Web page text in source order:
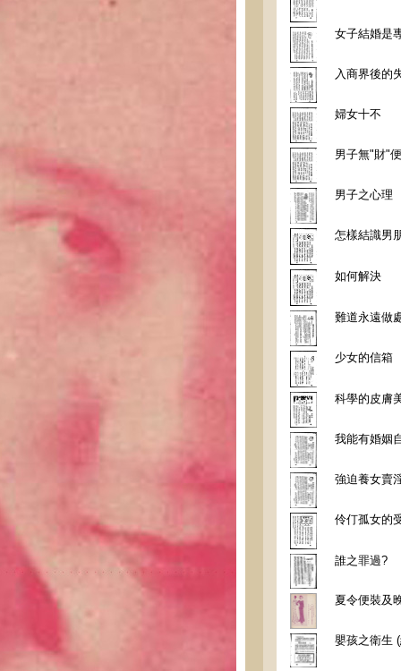
女子結婚是
入商界後的
婦女十不
男子無"財"
男子之心理
怎樣結識男
如何解決
難道永遠做
少女的信箱
科學的皮膚
我能有婚姻
強迫養女賣
伶仃孤女的
誰之罪過?
夏令便裝及
嬰孩之衛生